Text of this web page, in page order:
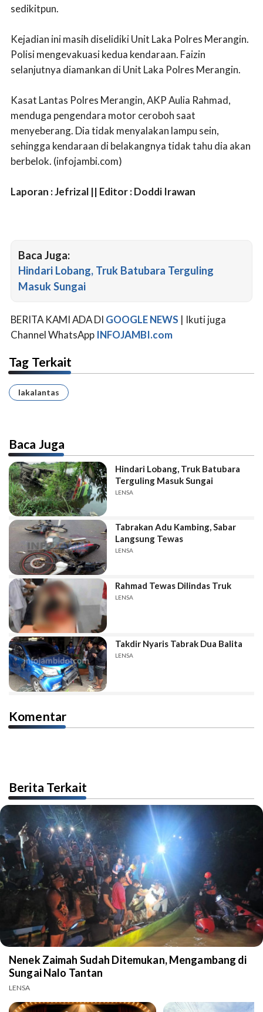
sedikitpun.
Kejadian ini masih diselidiki Unit Laka Polres Merangin.
Polisi mengevakuasi kedua kendaraan. Faizin
selanjutnya diamankan di Unit Laka Polres Merangin.
Kasat Lantas Polres Merangin, AKP Aulia Rahmad,
menduga pengendara motor ceroboh saat
menyeberang. Dia tidak menyalakan lampu sein,
sehingga kendaraan di belakangnya tidak tahu dia akan
berbelok. (infojambi.com)
Laporan : Jefrizal || Editor : Doddi Irawan
Baca Juga:
Hindari Lobang, Truk Batubara Terguling
Masuk Sungai
BERITA KAMI ADA DI GOOGLE NEWS | Ikuti juga
Channel WhatsApp INFOJAMBI.com
Tag Terkait
lakalantas
Baca Juga
Hindari Lobang, Truk Batubara
Terguling Masuk Sungai
LENSA
Tabrakan Adu Kambing, Sabar
Langsung Tewas
LENSA
Rahmad Tewas Dilindas Truk
LENSA
Takdir Nyaris Tabrak Dua Balita
LENSA
Komentar
Berita Terkait
Nenek Zaimah Sudah Ditemukan, Mengambang di
Sungai Nalo Tantan
LENSA